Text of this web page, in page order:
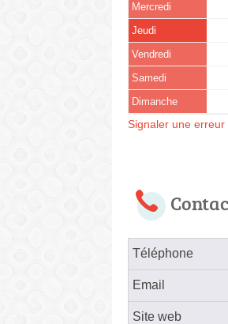
Mercredi
Jeudi
Vendredi
Samedi
Dimanche
Signaler une erreur
Téléphone
Email
Site web